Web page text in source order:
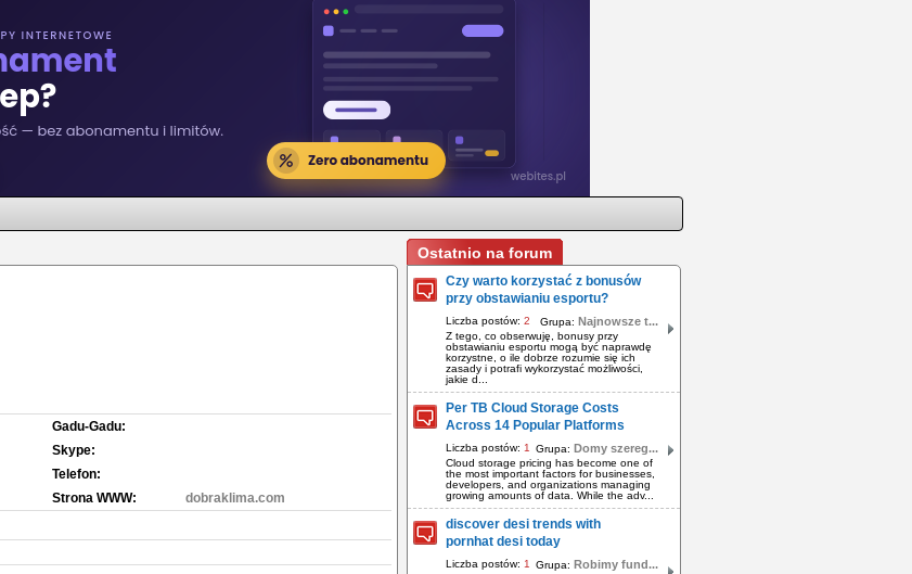
Gadu-Gadu:
Skype:
Telefon:
Strona WWW:
dobraklima.com
Ostatnio na forum
Czy warto korzystać z bonusów
przy obstawianiu esportu?
Liczba postów: 2 Grupa: Najnowsze t...
Z tego, co obserwuję, bonusy przy
obstawianiu esportu mogą być naprawdę
korzystne, o ile dobrze rozumie się ich
zasady i potrafi wykorzystać możliwości,
jakie d...
Per TB Cloud Storage Costs
Across 14 Popular Platforms
Liczba postów: 1 Grupa: Domy szereg...
Cloud storage pricing has become one of
the most important factors for businesses,
developers, and organizations managing
growing amounts of data. While the adv...
discover desi trends with
pornhat desi today
Liczba postów: 1 Grupa: Robimy fund...